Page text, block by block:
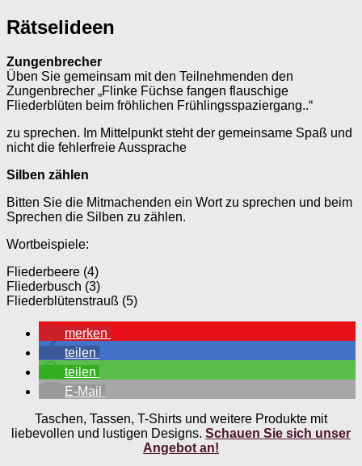
Rätselideen
Zungenbrecher
Üben Sie gemeinsam mit den Teilnehmenden den
Zungenbrecher „Flinke Füchse fangen flauschige
Fliederblüten beim fröhlichen Frühlingsspaziergang..“
zu sprechen. Im Mittelpunkt steht der gemeinsame Spaß und
nicht die fehlerfreie Aussprache
Silben zählen
Bitten Sie die Mitmachenden ein Wort zu sprechen und beim
Sprechen die Silben zu zählen.
Wortbeispiele:
Fliederbeere (4)
Fliederbusch (3)
Fliederblütenstrauß (5)
merken
teilen
teilen
E-Mail
Taschen, Tassen, T-Shirts und weitere Produkte mit
liebevollen und lustigen Designs. Schauen Sie sich unser
Angebot an!